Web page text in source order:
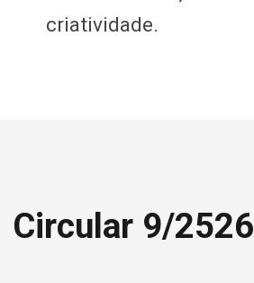
Circular 9/2526